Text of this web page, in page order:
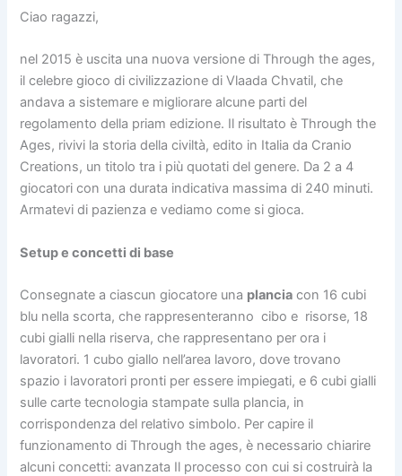
Ciao ragazzi,
nel 2015 è uscita una nuova versione di Through the ages,
il celebre gioco di civilizzazione di Vlaada Chvatil, che
andava a sistemare e migliorare alcune parti del
regolamento della priam edizione. Il risultato è Through the
Ages, rivivi la storia della civiltà, edito in Italia da Cranio
Creations, un titolo tra i più quotati del genere. Da 2 a 4
giocatori con una durata indicativa massima di 240 minuti.
Armatevi di pazienza e vediamo come si gioca.
Setup e concetti di base
Consegnate a ciascun giocatore una plancia con 16 cubi
blu nella scorta, che rappresenteranno cibo e risorse, 18
cubi gialli nella riserva, che rappresentano per ora i
lavoratori. 1 cubo giallo nell’area lavoro, dove trovano
spazio i lavoratori pronti per essere impiegati, e 6 cubi gialli
sulle carte tecnologia stampate sulla plancia, in
corrispondenza del relativo simbolo. Per capire il
funzionamento di Through the ages, è necessario chiarire
alcuni concetti: avanzata Il processo con cui si costruirà la